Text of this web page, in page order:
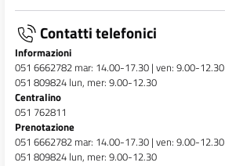
Contatti telefonici
Informazioni
051 6662782 mar: 14.00-17.30 | ven: 9.00-12.30
051 809824 lun, mer: 9.00-12.30
Centralino
051 762811
Prenotazione
051 6662782 mar: 14.00-17.30 | ven: 9.00-12.30
051 809824 lun, mer: 9.00-12.30